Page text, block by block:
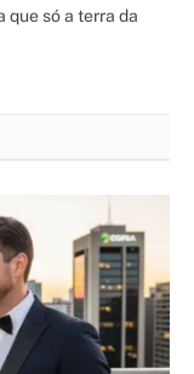
que só a terra da